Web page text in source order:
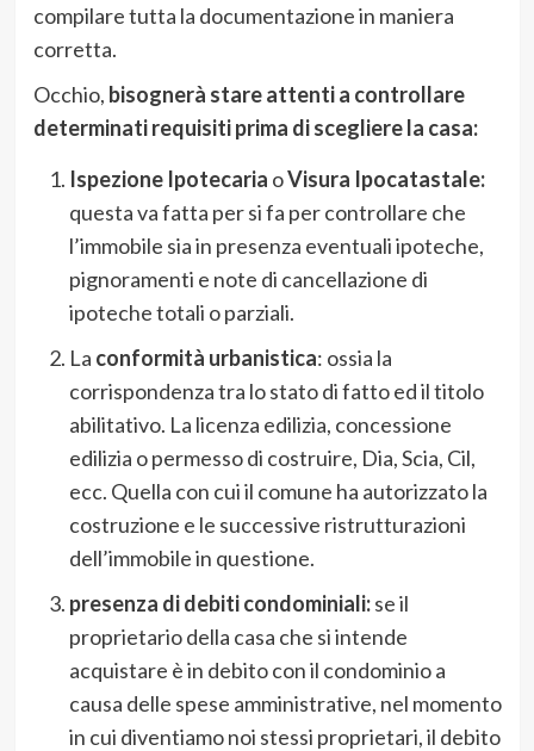
compilare tutta la documentazione in maniera
corretta.
Occhio, bisognerà stare attenti a controllare
determinati requisiti prima di scegliere la casa:
Ispezione Ipotecaria oVisura Ipocatastale:
questa va fatta per si fa per controllare che
l’immobile sia in presenza eventuali ipoteche,
pignoramenti e note di cancellazione di
ipoteche totali o parziali.
La conformità urbanistica: ossia la
corrispondenza tra lo stato di fatto ed il titolo
abilitativo. La licenza edilizia, concessione
edilizia o permesso di costruire, Dia, Scia, Cil,
ecc. Quella con cui il comune ha autorizzato la
costruzione e le successive ristrutturazioni
dell’immobile in questione.
presenza di debiti condominiali:se il
proprietario della casa che si intende
acquistare è in debito con il condominio a
causa delle spese amministrative, nel momento
in cui diventiamo noi stessi proprietari, il debito